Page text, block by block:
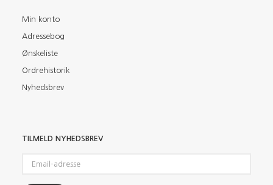
Min konto
Adressebog
Ønskeliste
Ordrehistorik
Nyhedsbrev
TILMELD NYHEDSBREV
adresse